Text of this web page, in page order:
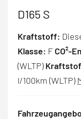
D165 S
Kraftstoff:
Klasse: F CO²-
(WLTP)
l/100km (WLTP)